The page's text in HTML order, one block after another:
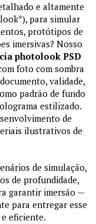
e altamente
para simular
protótipos de
imersivas? Nosso
photolook PSD
foto com sombra
validade,
padrão de fundo
estilizado.
de
ilustrativos de
de simulação,
de profundidade,
garantir imersão —
para entregar esse
eficiente.